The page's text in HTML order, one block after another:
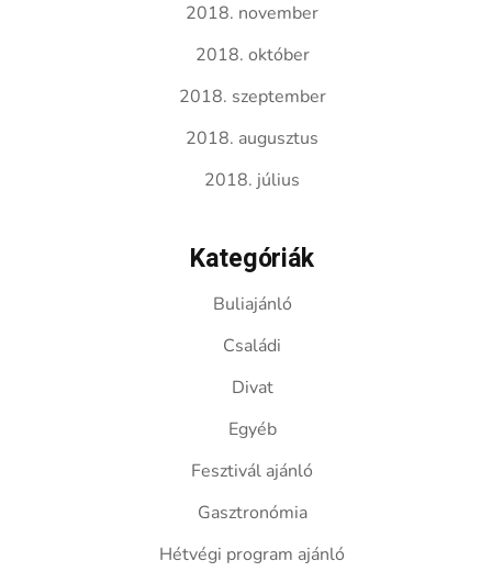
2018. november
2018. október
2018. szeptember
2018. augusztus
2018. július
Kategóriák
Buliajánló
Családi
Divat
Egyéb
Fesztivál ajánló
Gasztronómia
Hétvégi program ajánló